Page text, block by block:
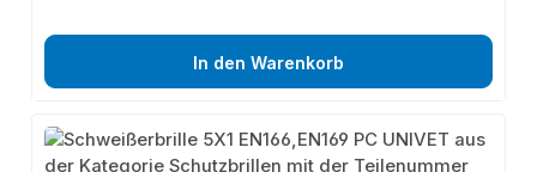
In den Warenkorb